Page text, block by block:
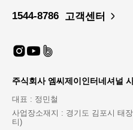
1544-8786 고객센터
주식회사 엠씨제이인터네셔널
대표 : 정민철
사업장소재지 : 경기도 김포시 태
티)